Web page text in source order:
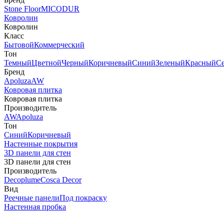
Stone FloorMICODUR
Ковролин
Ковролин
Класс
БытовойКоммерческий
Тон
ТемныйЦветнойЧерныйКоричневыйСинийЗеленыйКрасный
Бренд
ApoluzaAW
Ковровая плитка
Ковровая плитка
Производитель
AWApoluza
Тон
СинийКоричневый
Настенные покрытия
3D панели для стен
3D панели для стен
Производитель
DecoplumeCosca Decor
Вид
Реечные панелиПод покраску
Настенная пробка